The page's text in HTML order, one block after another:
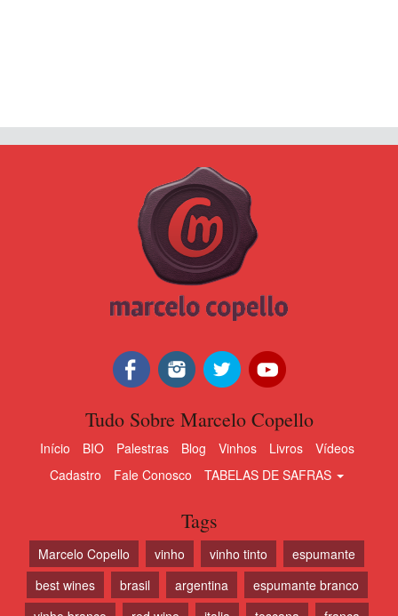
Tudo Sobre Marcelo Copello
Início BIO Palestras Blog Vinhos Livros
Vídeos
Cadastro
Fale Conosco TABELAS DE SAFRAS
Tags
Marcelo Copello vinho vinho tinto
espumante
best wines
brasil argentina
espumante branco